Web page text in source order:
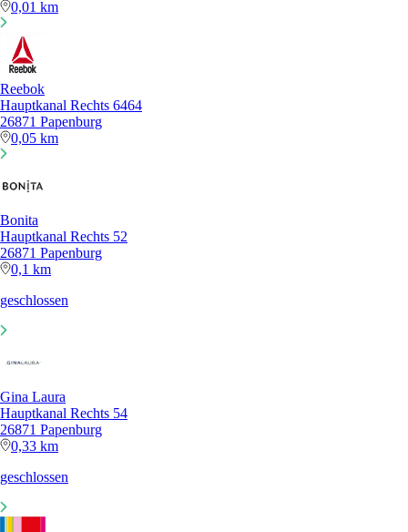
0,01 km
Reebok
Hauptkanal Rechts 6464
26871 Papenburg
0,05 km
Bonita
Hauptkanal Rechts 52
26871 Papenburg
0,1 km
geschlossen
Gina Laura
Hauptkanal Rechts 54
26871 Papenburg
0,33 km
geschlossen